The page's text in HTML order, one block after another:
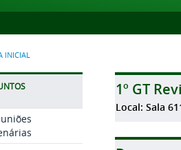
INICIAL
1º GT
Local: Sala